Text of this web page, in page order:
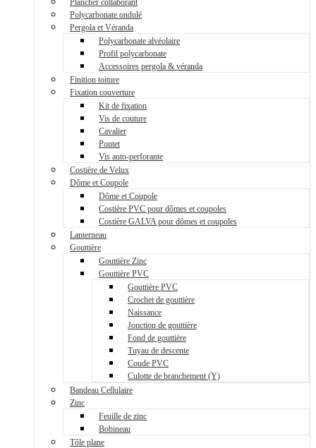
Plancher collaborant
Polycarbonate ondulé
Pergola et Véranda
Polycarbonate alvéolaire
Profil polycarbonate
Accessoires pergola & véranda
Finition toiture
Fixation couverture
Kit de fixation
Vis de couture
Cavalier
Pontet
Vis auto-perforante
Costière de Velux
Dôme et Coupole
Dôme et Coupole
Costière PVC pour dômes et coupoles
Costière GALVA pour dômes et coupoles
Lanterneau
Gouttière
Gouttière Zinc
Gouttière PVC
Gouttière PVC
Crochet de gouttière
Naissance
Jonction de gouttière
Fond de gouttière
Tuyau de descente
Coude PVC
Culotte de branchement (Y)
Bandeau Cellulaire
Zinc
Feuille de zinc
Bobineau
Tôle plane